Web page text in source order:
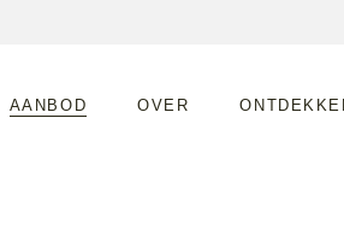
AANBOD OVER